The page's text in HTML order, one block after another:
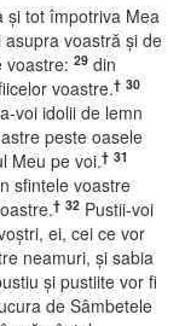
şi tot împotriva Mea
voastră şi de
voastre: 29 din
voastre.† 30
voi idolii de lemn
peste oasele
Meu pe voi.† 31
sfintele voastre
† 32 Pustii-voi
ei, cei ce vor
neamuri, şi sabia
şi pustiite vor fi
de Sâmbetele